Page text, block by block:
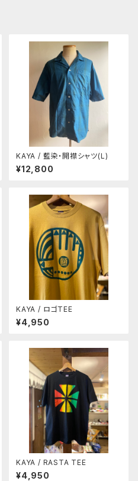
KAYA / 藍染・開襟シャツ(L)
¥12,800
KAYA / ロゴTEE
¥4,950
KAYA / RASTA TEE
¥4,950